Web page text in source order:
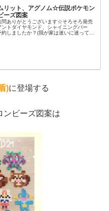
リット、アグノム☆伝説ポケモン
ーズ図案
問ありがとうございます☆そろそろ発売
ントダイヤモンド、シャイニングパー
しましたか？(我が家は迷いに迷ってブ
)に登場する
ンビーズ図案は